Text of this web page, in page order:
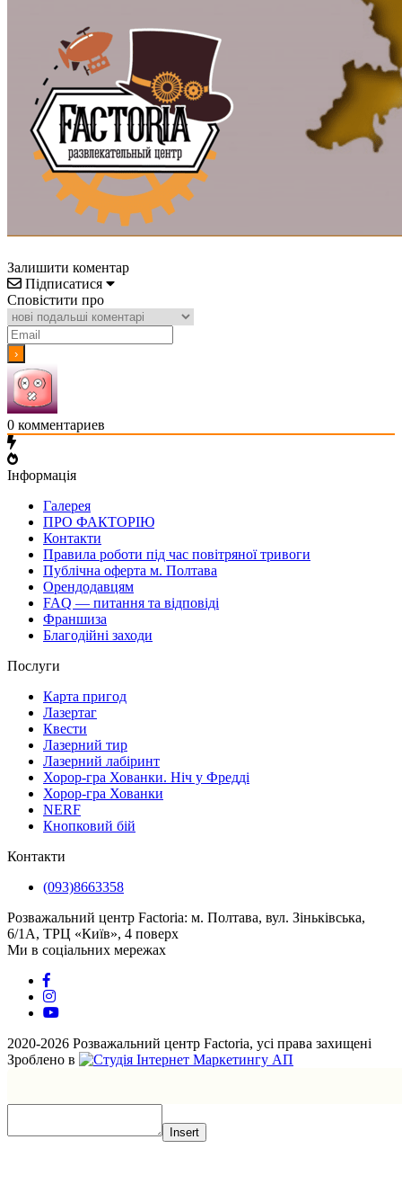
Залишити коментар
Підписатися
Сповістити про
0 комментариев
Інформація
Галерея
ПРО ФАКТОРІЮ
Контакти
Правила роботи під час повітряної тривоги
Публічна оферта м. Полтава
Орендодавцям
FAQ — питання та відповіді
Франшиза
Благодійні заходи
Послуги
Карта пригод
Лазертаг
Квести
Лазерний тир
Лазерний лабіринт
Хорор-гра Хованки. Ніч у Фредді
Хорор-гра Хованки
NERF
Кнопковий бій
Контакти
(093)8663358
Розважальний центр Factoria: м. Полтава, вул. Зіньківська,
6/1А, ТРЦ «Київ», 4 поверх
Ми в соціальних мережах
2020-2026 Розважальний центр Factoria, усі права захищені
Зроблено в
Insert